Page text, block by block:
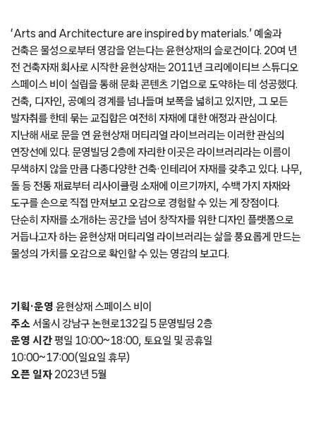
‘Arts and Architecture are inspired by materials.’ 예술과
건축은 물성으로부터 영감을 얻는다는 윤현상재의 슬로건이다. 20여 년
전 건축자재 회사로 시작한 윤현상재는 2011년 크리에이티브 스튜디오
스페이스 비이 설립을 통해 문화 콘텐츠 기업으로 도약하는 데 성공했다.
건축, 디자인, 공예의 경계를 넘나들며 보폭을 넓히고 있지만, 그 모든
발자취를 한데 묶는 교집합은 여전히 자재에 대한 애정과 관심이다.
지난해 새로 문을 연 윤현상재 머티리얼 라이브러리는 이러한 관심의
연장선에 있다. 문영빌딩 2층에 자리한 이곳은 라이브러리라는 이름이
무색하지 않을 만큼 다종다양한 건축·인테리어 자재를 갖추고 있다. 나무,
돌 등 전통 재료부터 리사이클링 소재에 이르기까지, 수백 가지 자재와
도구를 손으로 직접 만져보고 오감으로 경험할 수 있는 게 장점이다.
단순히 자재를 소개하는 공간을 넘어 창작자를 위한 디자인 플랫폼으로
거듭나고자 하는 윤현상재 머티리얼 라이브러리는 삶을 풍요롭게 만드는
물성의 가치를 오감으로 확인할 수 있는 영감의 보고다.
기획·운영 윤현상재 스페이스 비이
주소 서울시 강남구 논현로132길 5 문영빌딩 2층
운영 시간평일 10:00~18:00, 토요일 및 공휴일
10:00~17:00(일요일 휴무)
오픈 일자 2023년 5월